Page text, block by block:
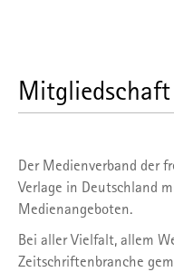
Mitgliedschaft
Der Medienverband der
Verlage in Deutschland
Medienangeboten.
Bei aller Vielfalt, allem
Zeitschriftenbranche